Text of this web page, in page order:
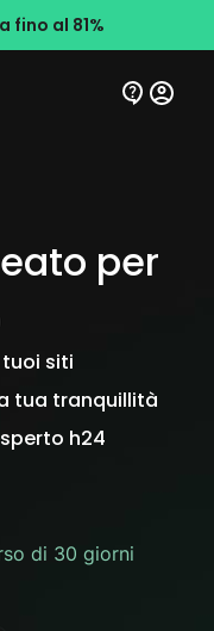
fino al 81%
per
siti
tua tranquillità
h24
di 30 giorni